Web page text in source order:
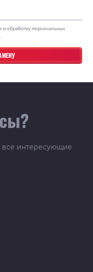
и обработку персональных
все интересующие